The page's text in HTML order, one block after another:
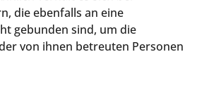
die ebenfalls an eine
gebunden sind, um die
von ihnen betreuten Personen